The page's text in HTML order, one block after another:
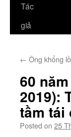
Tác
giả
← Ông khổng
60
2019):
tầm tái
Posted on 25